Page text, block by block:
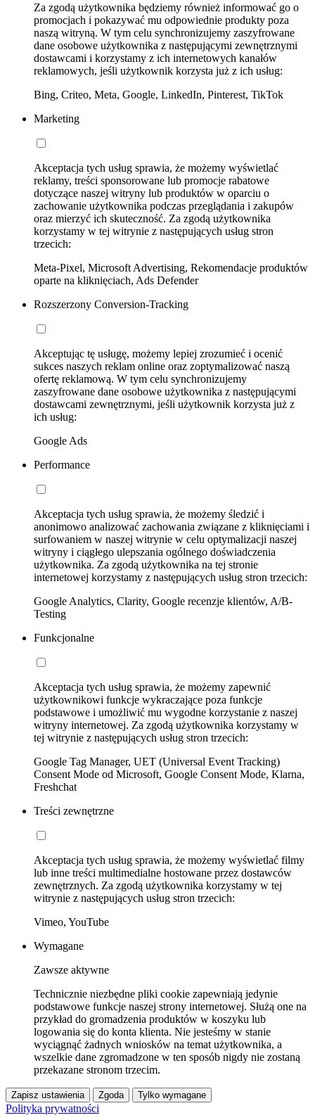
Za zgodą użytkownika będziemy również informować go o
promocjach i pokazywać mu odpowiednie produkty poza
naszą witryną. W tym celu synchronizujemy zaszyfrowane
dane osobowe użytkownika z następującymi zewnętrznymi
dostawcami i korzystamy z ich internetowych kanałów
reklamowych, jeśli użytkownik korzysta już z ich usług:
Bing, Criteo, Meta, Google, LinkedIn, Pinterest, TikTok
Marketing
Akceptacja tych usług sprawia, że możemy wyświetlać
reklamy, treści sponsorowane lub promocje rabatowe
dotyczące naszej witryny lub produktów w oparciu o
zachowanie użytkownika podczas przeglądania i zakupów
oraz mierzyć ich skuteczność. Za zgodą użytkownika
korzystamy w tej witrynie z następujących usług stron
trzecich:
Meta-Pixel, Microsoft Advertising, Rekomendacje produktów
oparte na kliknięciach, Ads Defender
Rozszerzony Conversion-Tracking
Akceptując tę usługę, możemy lepiej zrozumieć i ocenić
sukces naszych reklam online oraz zoptymalizować naszą
ofertę reklamową. W tym celu synchronizujemy
zaszyfrowane dane osobowe użytkownika z następującymi
dostawcami zewnętrznymi, jeśli użytkownik korzysta już z
ich usług:
Google Ads
Performance
Akceptacja tych usług sprawia, że możemy śledzić i
anonimowo analizować zachowania związane z kliknięciami i
surfowaniem w naszej witrynie w celu optymalizacji naszej
witryny i ciągłego ulepszania ogólnego doświadczenia
użytkownika. Za zgodą użytkownika na tej stronie
internetowej korzystamy z następujących usług stron trzecich:
Google Analytics, Clarity, Google recenzje klientów, A/B-
Testing
Funkcjonalne
Akceptacja tych usług sprawia, że możemy zapewnić
użytkownikowi funkcje wykraczające poza funkcje
podstawowe i umożliwić mu wygodne korzystanie z naszej
witryny internetowej. Za zgodą użytkownika korzystamy w
tej witrynie z następujących usług stron trzecich:
Google Tag Manager, UET (Universal Event Tracking)
Consent Mode od Microsoft, Google Consent Mode, Klarna,
Freshchat
Treści zewnętrzne
Akceptacja tych usług sprawia, że możemy wyświetlać filmy
lub inne treści multimedialne hostowane przez dostawców
zewnętrznych. Za zgodą użytkownika korzystamy w tej
witrynie z następujących usług stron trzecich:
Vimeo, YouTube
Wymagane
Zawsze aktywne
Technicznie niezbędne pliki cookie zapewniają jedynie
podstawowe funkcje naszej strony internetowej. Służą one na
przykład do gromadzenia produktów w koszyku lub
logowania się do konta klienta. Nie jesteśmy w stanie
wyciągnąć żadnych wniosków na temat użytkownika, a
wszelkie dane zgromadzone w ten sposób nigdy nie zostaną
przekazane stronom trzecim.
Zapisz ustawienia Zgoda Tylko wymagane
Polityka prywatności